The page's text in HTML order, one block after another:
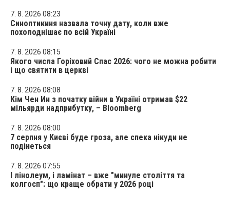
7. 8. 2026 08:23
Синоптикиня назвала точну дату, коли вже
похолоднішає по всій Україні
7. 8. 2026 08:15
Якого числа Горіховий Спас 2026: чого не можна робити
і що святити в церкві
7. 8. 2026 08:08
Кім Чен Ин з початку війни в Україні отримав $22
мільярди надприбутку, – Bloomberg
7. 8. 2026 08:00
7 серпня у Києві буде гроза, але спека нікуди не
подінеться
7. 8. 2026 07:55
І лінолеум, і ламінат – вже "минуле століття та
колгосп": що краще обрати у 2026 році